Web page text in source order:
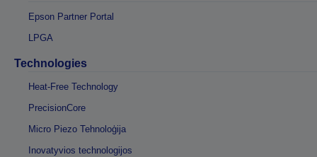
Epson Partner Portal
LPGA
Technologies
Heat-Free Technology
PrecisionCore
Micro Piezo Tehnoloģija
Inovatyvios technologijos